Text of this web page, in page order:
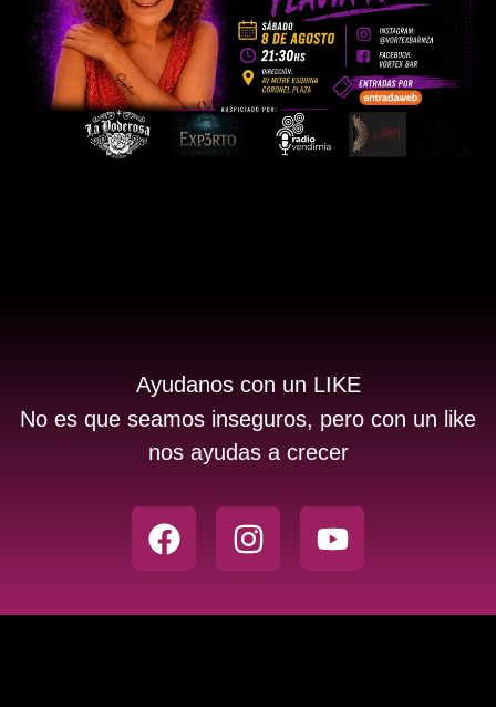
Ayudanos con un LIKE
No es que seamos inseguros, pero con un like
nos ayudas a crecer